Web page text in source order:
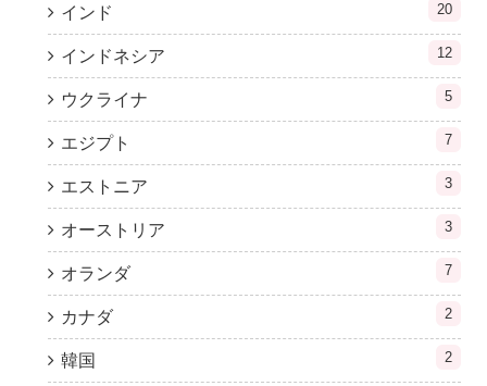
インド 20
インドネシア 12
ウクライナ 5
エジプト 7
エストニア 3
オーストリア 3
オランダ 7
カナダ 2
韓国 2